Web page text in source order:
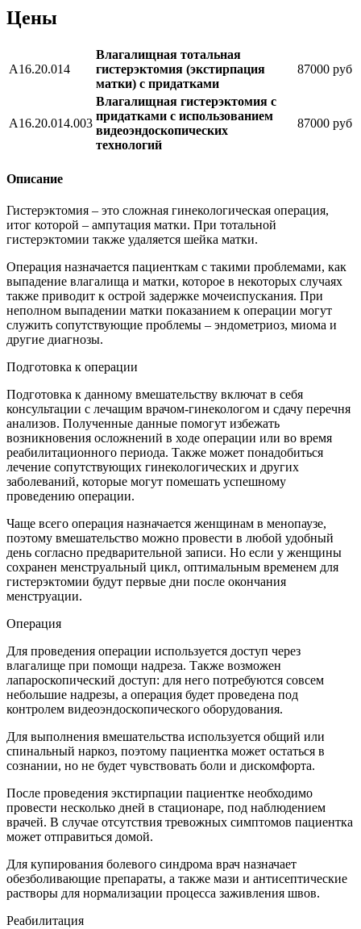
Цены
A16.20.014
Влагалищная тотальная
гистерэктомия (экстирпация
матки) с придатками
87000 руб
A16.20.014.003
Влагалищная гистерэктомия с
придатками с использованием
видеоэндоскопических
технологий
87000 руб
Описание
Гистерэктомия – это сложная гинекологическая операция,
итог которой – ампутация матки. При тотальной
гистерэктомии также удаляется шейка матки.
Операция назначается пациенткам с такими проблемами, как
выпадение влагалища и матки, которое в некоторых случаях
также приводит к острой задержке мочеиспускания. При
неполном выпадении матки показанием к операции могут
служить сопутствующие проблемы – эндометриоз, миома и
другие диагнозы.
Подготовка к операции
Подготовка к данному вмешательству включат в себя
консультации с лечащим врачом-гинекологом и сдачу перечня
анализов. Полученные данные помогут избежать
возникновения осложнений в ходе операции или во время
реабилитационного периода. Также может понадобиться
лечение сопутствующих гинекологических и других
заболеваний, которые могут помешать успешному
проведению операции.
Чаще всего операция назначается женщинам в менопаузе,
поэтому вмешательство можно провести в любой удобный
день согласно предварительной записи. Но если у женщины
сохранен менструальный цикл, оптимальным временем для
гистерэктомии будут первые дни после окончания
менструации.
Операция
Для проведения операции используется доступ через
влагалище при помощи надреза. Также возможен
лапароскопический доступ: для него потребуются совсем
небольшие надрезы, а операция будет проведена под
контролем видеоэндоскопического оборудования.
Для выполнения вмешательства используется общий или
спинальный наркоз, поэтому пациентка может остаться в
сознании, но не будет чувствовать боли и дискомфорта.
После проведения экстирпации пациентке необходимо
провести несколько дней в стационаре, под наблюдением
врачей. В случае отсутствия тревожных симптомов пациентка
может отправиться домой.
Для купирования болевого синдрома врач назначает
обезболивающие препараты, а также мази и антисептические
растворы для нормализации процесса заживления швов.
Реабилитация